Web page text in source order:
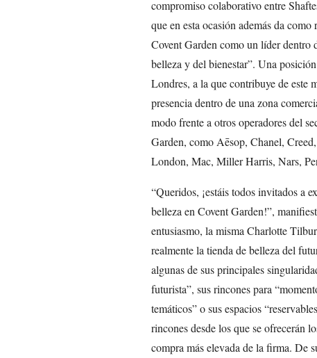
compromiso colaborativo entre
que en esta ocasión además da
Covent Garden como un líder dentro
belleza y del bienestar”. Una
Londres, a la que contribuye de este
presencia dentro de una zona
modo frente a otros operadores del
Garden, como Aēsop, Chanel,
London, Mac, Miller Harris, Nars,
“Queridos, ¡estáis todos invitados a
belleza en Covent Garden!”,
entusiasmo, la misma Charlotte
realmente la tienda de belleza del
algunas de sus principales
futurista”, sus rincones para
temáticos” o sus espacios
rincones desde los que se ofrecerán
compra más elevada de la firma. De